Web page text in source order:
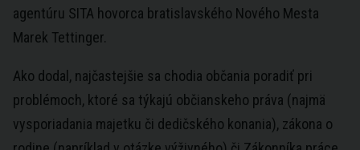
agentúru SITA hovorca bratislavského Nového Mesta
Marek Tettinger.
Ako dodal, najčastejšie sa chodia občania poradiť pri
problémoch, ktoré sa týkajú občianskeho práva (najmä
vysporiadania majetku či dedičského konania), zákona o